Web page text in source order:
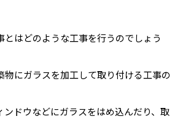
とはどのような工事を行うのでしょう
物にガラスを加工して取り付ける工事の
ンドウなどにガラスをはめ込んだり、取